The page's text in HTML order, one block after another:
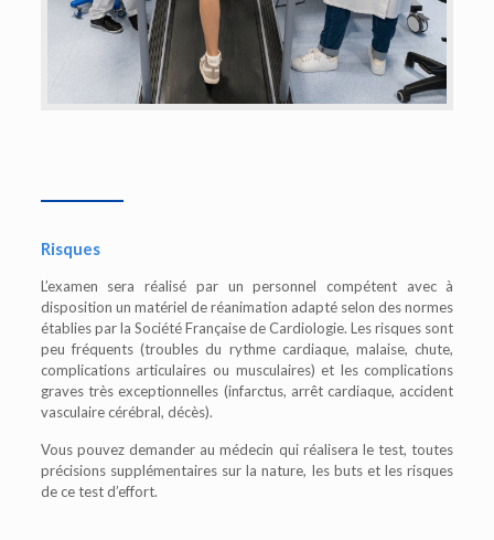
Risques
L’examen sera réalisé par un personnel compétent avec à
disposition un matériel de réanimation adapté selon des normes
établies par la Société Française de Cardiologie. Les risques sont
peu fréquents (troubles du rythme cardiaque, malaise, chute,
complications articulaires ou musculaires) et les complications
graves très exceptionnelles (infarctus, arrêt cardiaque, accident
vasculaire cérébral, décès).
Vous pouvez demander au médecin qui réalisera le test, toutes
précisions supplémentaires sur la nature, les buts et les risques
de ce test d’effort.